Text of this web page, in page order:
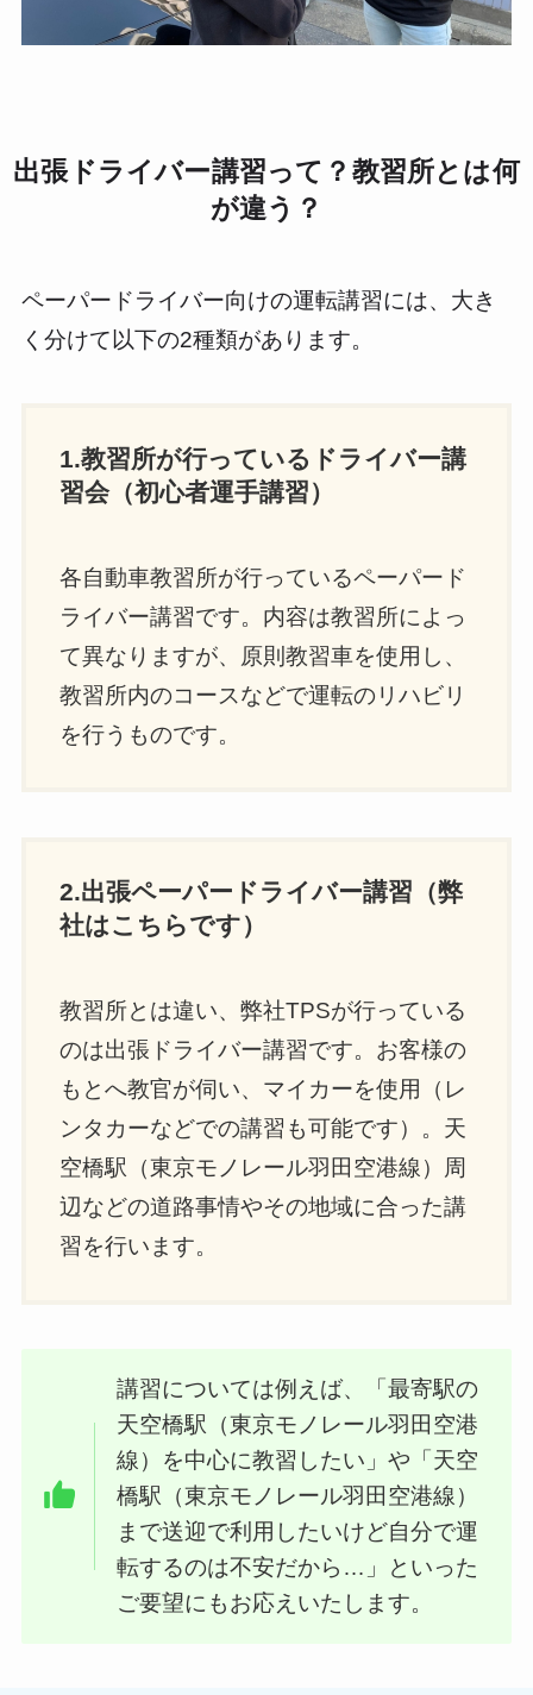
出張ドライバー講習って？教習所とは何
が違う？
ペーパードライバー向けの運転講習には、大き
く分けて以下の2種類があります。
1.教習所が行っているドライバー講
習会（初心者運手講習）
各自動車教習所が行っているペーパード
ライバー講習です。内容は教習所によっ
て異なりますが、原則教習車を使用し、
教習所内のコースなどで運転のリハビリ
を行うものです。
2.出張ペーパードライバー講習（弊
社はこちらです）
教習所とは違い、弊社TPSが行っている
のは出張ドライバー講習です。お客様の
もとへ教官が伺い、マイカーを使用（レ
ンタカーなどでの講習も可能です）。天
空橋駅（東京モノレール羽田空港線）周
辺などの道路事情やその地域に合った講
習を行います。
講習については例えば、「最寄駅の
天空橋駅（東京モノレール羽田空港
線）を中心に教習したい」や「天空
橋駅（東京モノレール羽田空港線）
まで送迎で利用したいけど自分で運
転するのは不安だから…」といった
ご要望にもお応えいたします。